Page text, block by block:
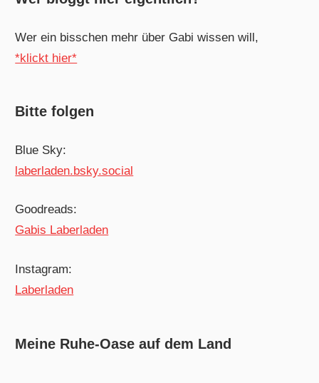
Wer ein bisschen mehr über Gabi wissen will,
*klickt hier*
Bitte folgen
Blue Sky:
laberladen.bsky.social
Goodreads:
Gabis Laberladen
Instagram:
Laberladen
Meine Ruhe-Oase auf dem Land